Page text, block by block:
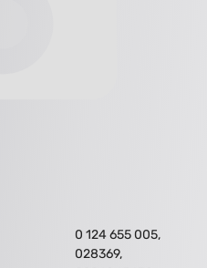
0 124 655 005,
028369,